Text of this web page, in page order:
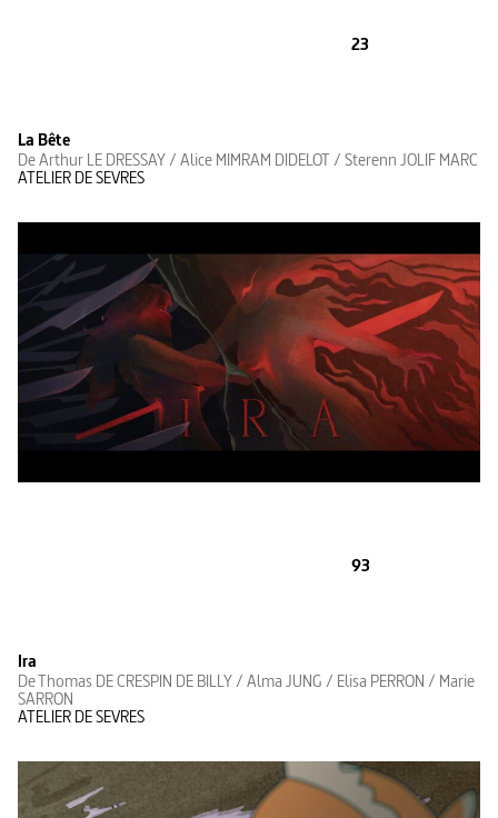
23
La Bête
De Arthur LE DRESSAY / Alice MIMRAM DIDELOT / Sterenn JOLIF MARC
ATELIER DE SEVRES
93
Ira
De Thomas DE CRESPIN DE BILLY / Alma JUNG / Elisa PERRON / Marie
SARRON
ATELIER DE SEVRES